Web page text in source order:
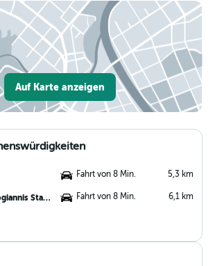
Auf Karte anzeigen
Fahrt von 8 Min. 5,3 km
Theodoros Vardinogiannis Stadium Fahrt von 8 Min. 6,1 km